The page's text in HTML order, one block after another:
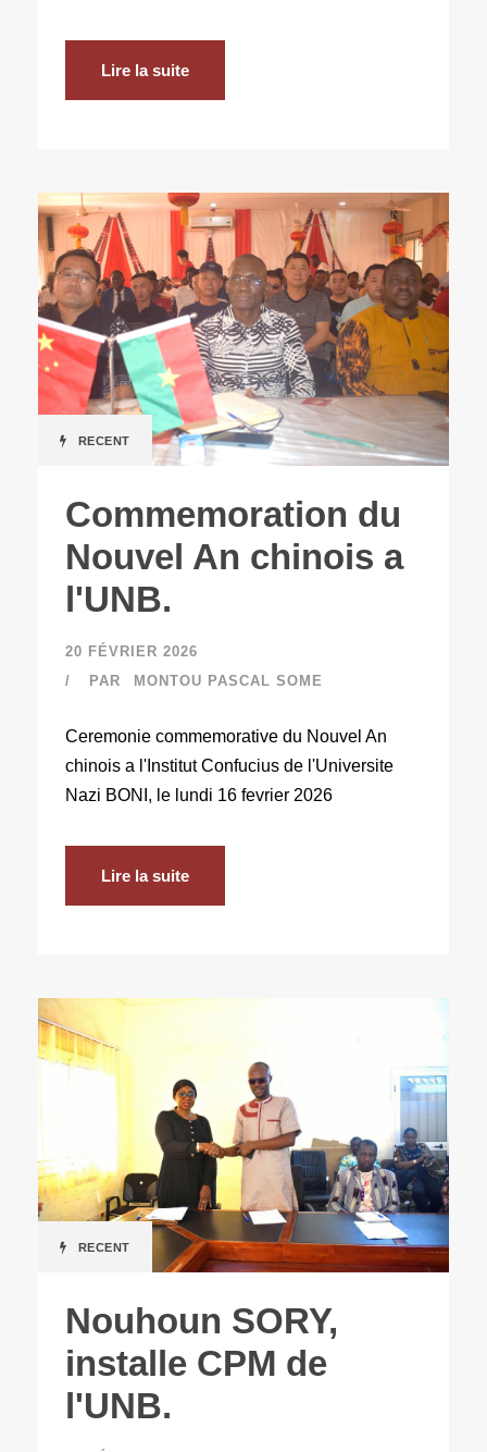
Lire la suite
RECENT
Commemoration du
Nouvel An chinois a
l'UNB.
20 FÉVRIER 2026
PAR
MONTOU PASCAL SOME
Ceremonie commemorative du Nouvel An
chinois a l'Institut Confucius de l'Universite
Nazi BONI, le lundi 16 fevrier 2026
Lire la suite
RECENT
Nouhoun SORY,
installe CPM de
l'UNB.